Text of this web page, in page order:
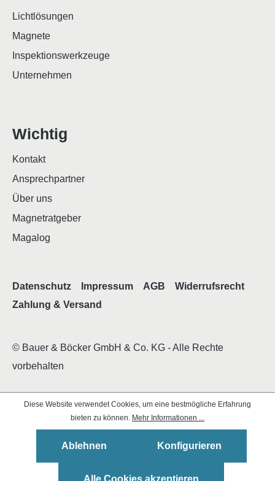
Lichtlösungen
Magnete
Inspektionswerkzeuge
Unternehmen
Wichtig
Kontakt
Ansprechpartner
Über uns
Magnetratgeber
Magalog
© Bauer & Böcker GmbH & Co. KG - Alle Rechte
vorbehalten
Datenschutz Impressum AGB
Widerrufsrecht
Zahlung & Versand
Diese Website verwendet Cookies, um eine bestmögliche Erfahrung
bieten zu können. Mehr Informationen ...
Ablehnen Konfigurieren
Alle Cookies akzeptieren